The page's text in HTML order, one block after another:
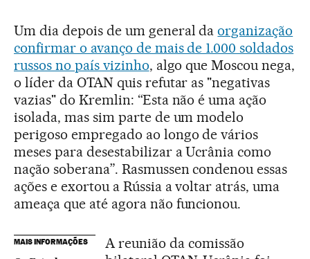
Um dia depois de um general daorganização
confirmar o avanço de mais de 1.000 soldados
russos no país vizinho, algo que Moscou nega,
o líder da OTAN quis refutar as "negativas
vazias" do Kremlin: “Esta não é uma ação
isolada, mas sim parte de um modelo
perigoso empregado ao longo de vários
meses para desestabilizar a Ucrânia como
nação soberana”. Rasmussen condenou essas
ações e exortou a Rússia a voltar atrás, uma
ameaça que até agora não funcionou.
MAIS INFORMAÇÕES
A reunião da comissão